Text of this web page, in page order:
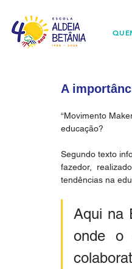
A
“Movimento
educação?
Segundo texto
fazedor,
tendências na
Aqui na
onde o